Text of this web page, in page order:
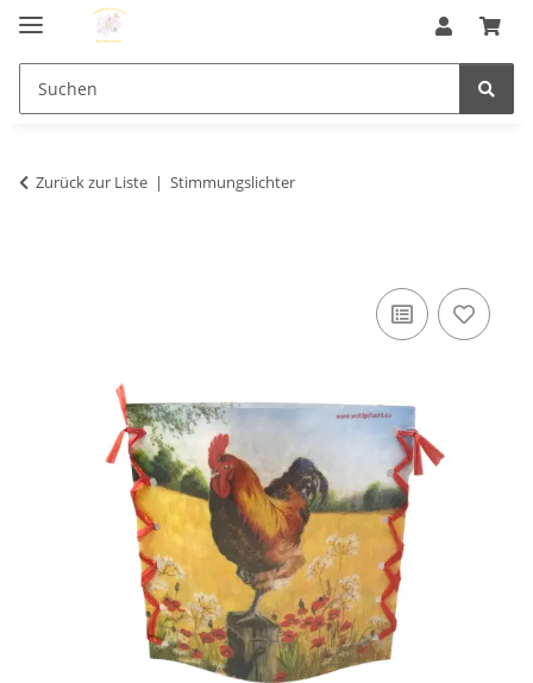
Zurück zur Liste Stimmungslichter